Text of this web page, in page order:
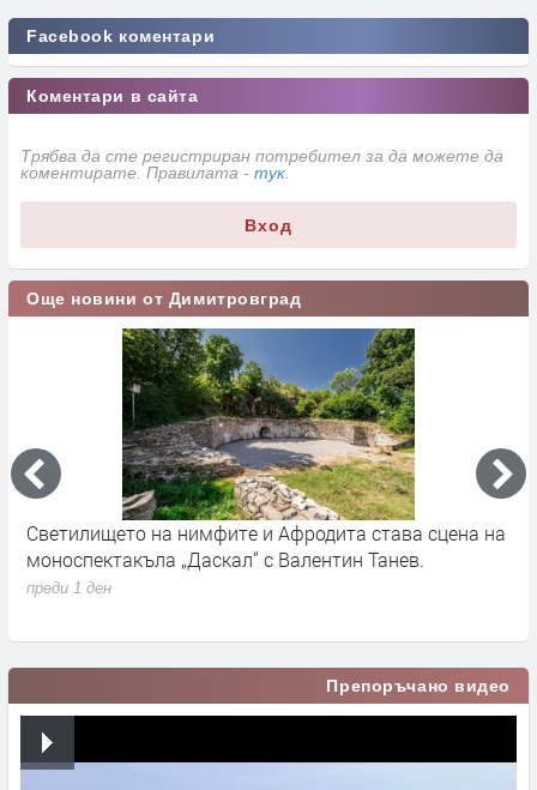
Facebook коментари
Коментари в сайта
Трябва да сте регистриран потребител за да можете да
коментирате. Правилата - тук
Вход
Още новини от Димитровград
Светилището на нимфите и Афродита става сцена на
моноспектакъла „Даскал“ с Валентин Танев.
преди 1 ден
Препоръчано видео